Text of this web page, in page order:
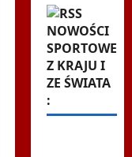
NOWOŚCI
SPORTOWE
Z KRAJU I
ZE ŚWIATA
: